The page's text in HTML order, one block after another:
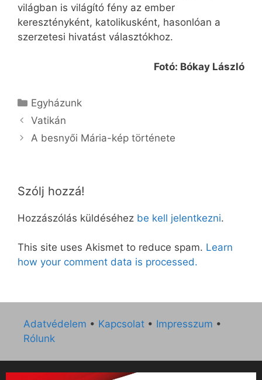
világban is világító fény az ember
keresztényként, katolikusként, hasonlóan a
szerzetesi hivatást választókhoz.
Fotó: Bókay László
Kategória
Egyházunk
Vatikán
A besnyői Mária-kép története
Szólj hozzá!
Hozzászólás küldéséhez be kell jelentkezni.
This site uses Akismet to reduce spam. Learn
how your comment data is processed.
Adatvédelem • Kapcsolat • Impresszum •
Rólunk